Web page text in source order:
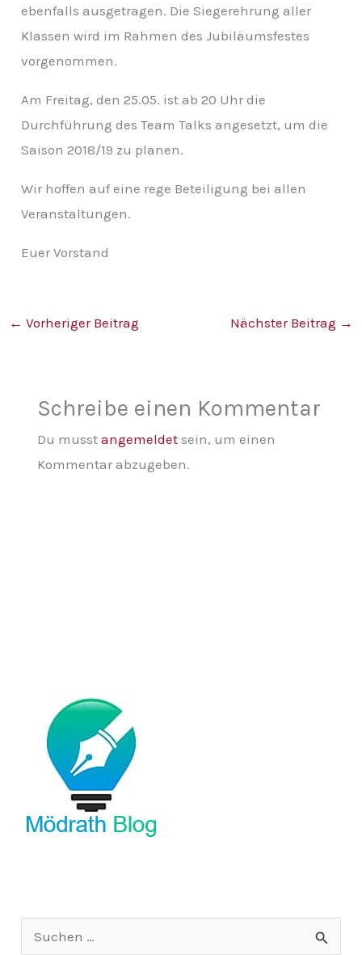
ebenfalls ausgetragen. Die Siegerehrung aller
Klassen wird im Rahmen des Jubiläumsfestes
vorgenommen.
Am Freitag, den 25.05. ist ab 20 Uhr die
Durchführung des Team Talks angesetzt, um die
Saison 2018/19 zu planen.
Wir hoffen auf eine rege Beteiligung bei allen
Veranstaltungen.
Euer Vorstand
← Vorheriger Beitrag Nächster Beitrag →
Schreibe einen Kommentar
Du musst angemeldetsein, um einen
Kommentar abzugeben.